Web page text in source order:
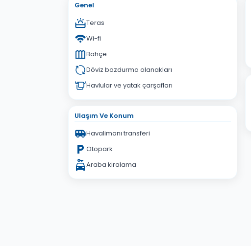
Genel
Teras
Wi-fi
Bahçe
Döviz bozdurma olanakları
Havlular ve yatak çarşafları
Ulaşım Ve Konum
Havalimanı transferi
Otopark
Araba kiralama